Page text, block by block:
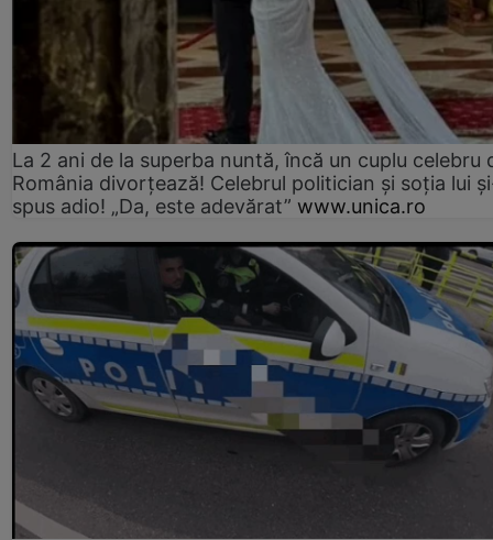
La 2 ani de la superba nuntă, încă un cuplu celebru
România divorțează! Celebrul politician și soția lui
spus adio! „Da, este adevărat” www.unica.ro